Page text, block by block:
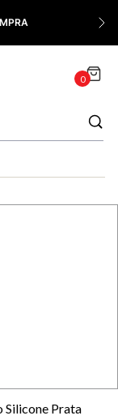
0
Silicone Prata